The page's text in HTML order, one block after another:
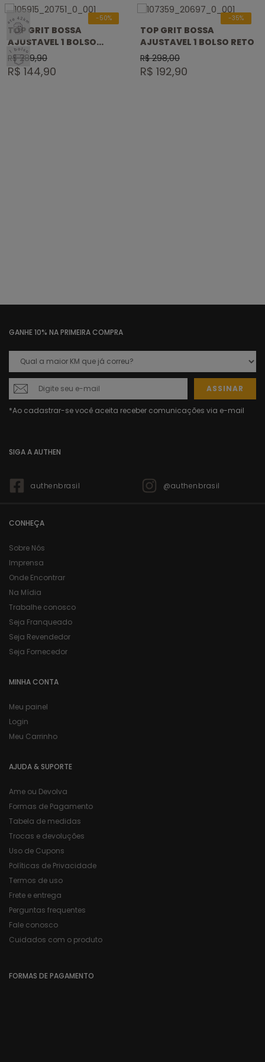
SELO
ATÉ
42KM
BOLSO
TOP GRIT BOSSA
AJUSTAVEL 1 BOLSO
NADADOR
R$ 289,90
R$ 144,90
-50%
TOP GRIT BOSSA
AJUSTAVEL 1 BOLSO RETO
R$ 298,00
R$ 192,90
-35%
GANHE 10% NA PRIMEIRA COMPRA
ASSINAR
SIGA A AUTHEN
authenbrasil @authenbrasil
CONHEÇA
Sobre Nós
Imprensa
Onde Encontrar
Na Mídia
Trabalhe conosco
Seja Franqueado
Seja Revendedor
Seja Fornecedor
MINHA CONTA
Meu painel
Login
Meu Carrinho
AJUDA & SUPORTE
Ame ou Devolva
Formas de Pagamento
Tabela de medidas
Trocas e devoluções
Uso de Cupons
Políticas de Privacidade
Termos de uso
Frete e entrega
Perguntas frequentes
Fale conosco
Cuidados com o produto
FORMAS DE PAGAMENTO